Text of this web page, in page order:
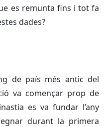
es remunta fins i tot fa
dades?
de país més antic del
va començar prop de
es va fundar l’any
durant la primera